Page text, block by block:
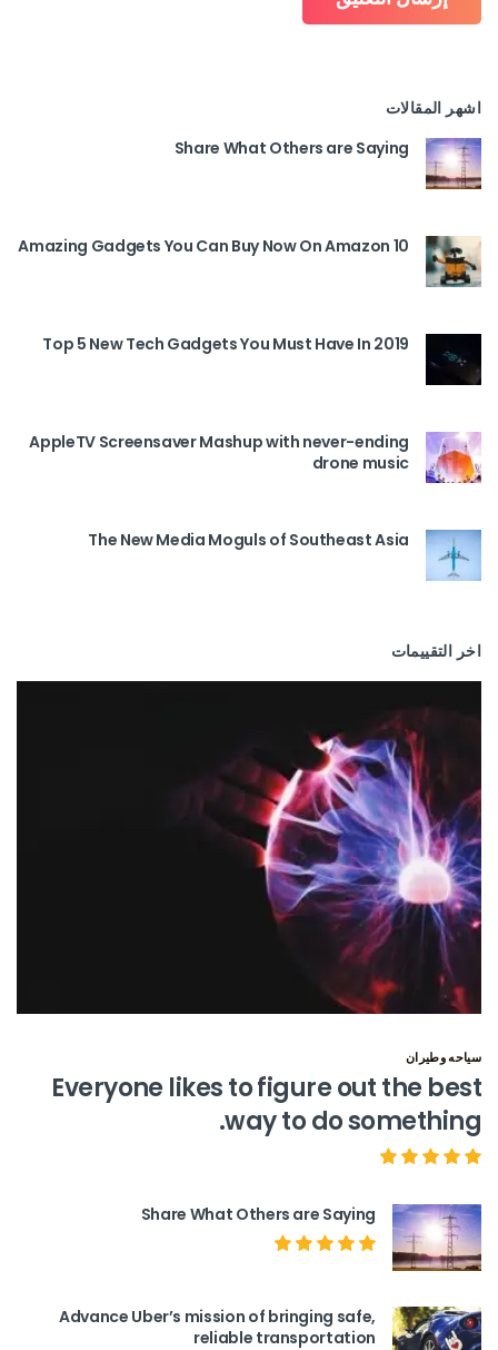
اشهر المقالات
Share What Others are Saying
10 Amazing Gadgets You Can Buy Now On Amazon
Top 5 New Tech Gadgets You Must Have In 2019
AppleTV Screensaver Mashup with never-ending
drone music
The New Media Moguls of Southeast Asia
اخر التقييمات
سياحه وطيران
Everyone likes to figure out the best
way to do something.
Share What Others are Saying
Advance Uber’s mission of bringing safe,
reliable transportation